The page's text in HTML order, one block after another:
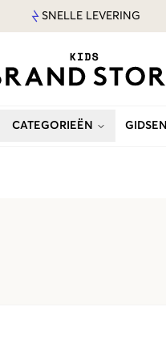
SNELLE LEVERING
CATEGORIEËN GIDSEN